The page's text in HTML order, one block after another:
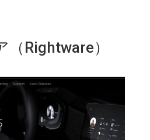
Rightware）